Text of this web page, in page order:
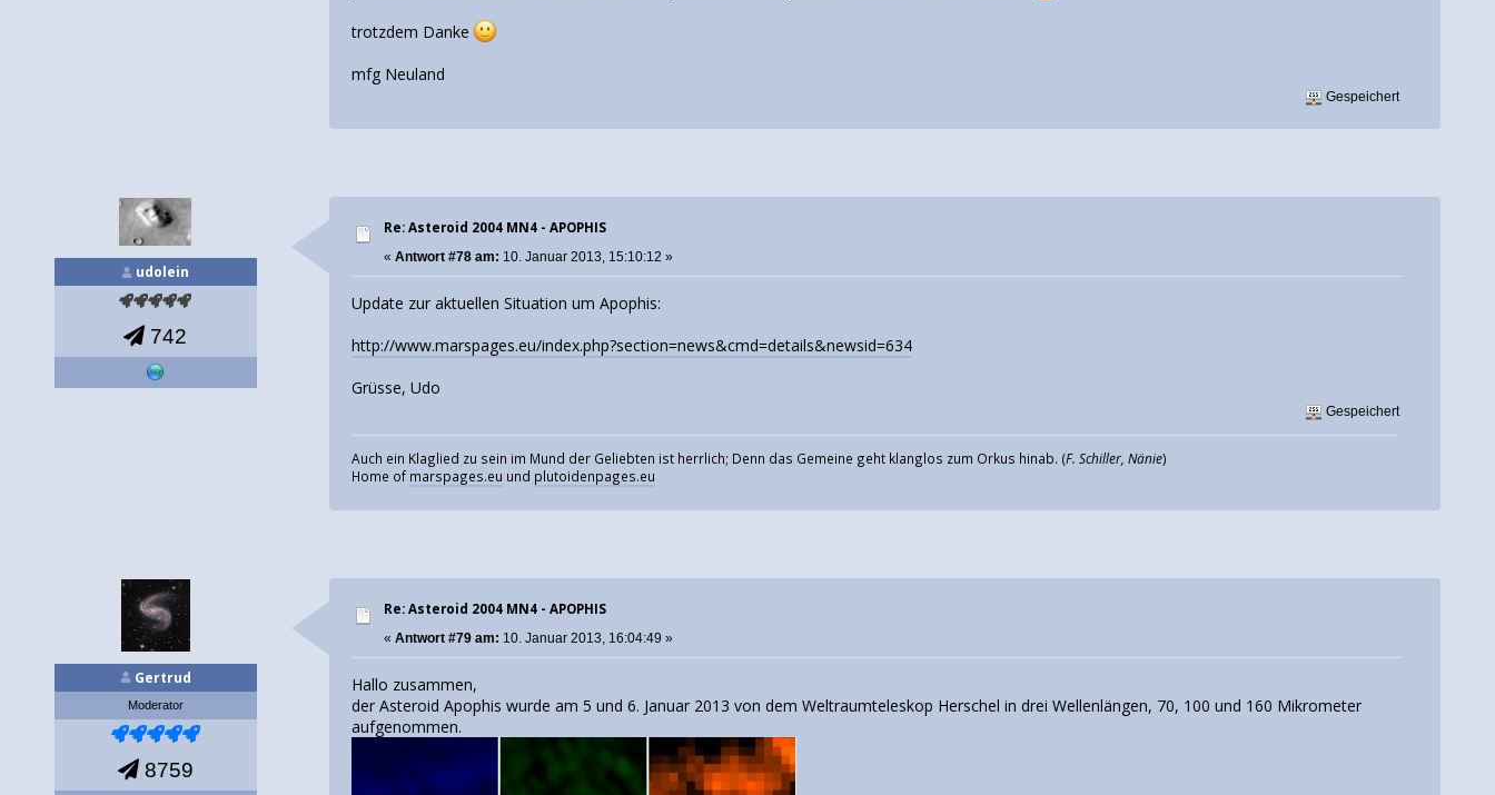
trotzdem Danke
mfg Neuland
Gespeichert
udolein
742
Re: Asteroid 2004 MN4 - APOPHIS
«Antwort #78 am: 10. Januar 2013, 15:10:12 »
Update zur aktuellen Situation um Apophis:
http://www.marspages.eu/index.php?section=news&cmd=details&newsid=634
Grüsse, Udo
Gespeichert
Auch ein Klaglied zu sein im Mund der Geliebten ist herrlich; Denn das Gemeine geht klanglos zum Orkus hinab. (F. Schiller, Nänie)
Home ofmarspages.eu und plutoidenpages.eu
Gertrud
Moderator
8759
Re: Asteroid 2004 MN4 - APOPHIS
«Antwort #79 am: 10. Januar 2013, 16:04:49 »
Hallo zusammen,
der Asteroid Apophis wurde am 5 und 6. Januar 2013 von dem Weltraumteleskop Herschel in drei Wellenlängen, 70, 100 und 160 Mikrometer
aufgenommen.